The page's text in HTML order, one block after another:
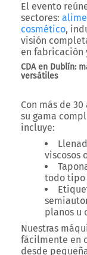
El evento
sectores:
cosmético,
visión
en fabricación
CDA en Dublín:
versátiles
Con más de 30
su gama
incluye:
viscosos
todo tipo
planos u
Nuestras
fácilmente en
desde